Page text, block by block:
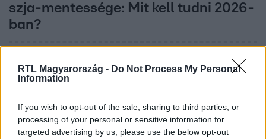
RTL Magyarország - Do Not Process My Personal
Information
If you wish to opt-out of the sale, sharing to third parties, or
processing of your personal or sensitive information for
targeted advertising by us, please use the below opt-out
szja-mentessége: Mit kell tudni 2026-
ban?
2:35